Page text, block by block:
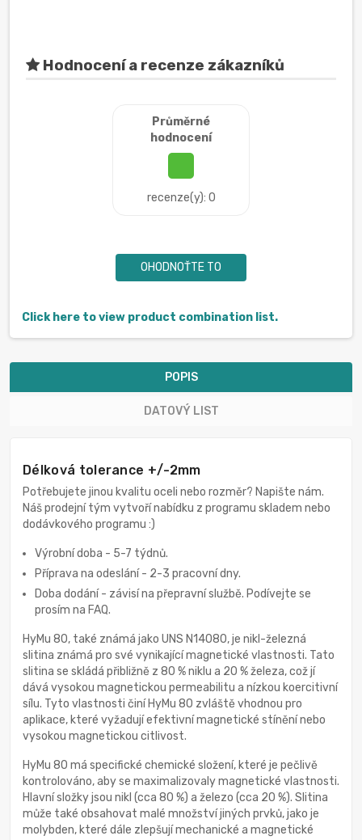
Hodnocení a recenze zákazníků
Průměrné
hodnocení
recenze(y): 0
OHODNOŤTE TO
Click here to view product combination list.
POPIS
DATOVÝ LIST
Délková tolerance +/-2mm
Potřebujete jinou kvalitu oceli nebo rozměr? Napište nám.
Náš prodejní tým vytvoří nabídku z programu skladem nebo
dodávkového programu :)
Výrobní doba - 5-7 týdnů.
Příprava na odeslání - 2-3 pracovní dny.
Doba dodání - závisí na přepravní službě. Podívejte se
prosím na FAQ.
HyMu 80, také známá jako UNS N14080, je nikl-železná
slitina známá pro své vynikající magnetické vlastnosti. Tato
slitina se skládá přibližně z 80 % niklu a 20 % železa, což jí
dává vysokou magnetickou permeabilitu a nízkou koercitivní
sílu. Tyto vlastnosti činí HyMu 80 zvláště vhodnou pro
aplikace, které vyžadují efektivní magnetické stínění nebo
vysokou magnetickou citlivost.
HyMu 80 má specifické chemické složení, které je pečlivě
kontrolováno, aby se maximalizovaly magnetické vlastnosti.
Hlavní složky jsou nikl (cca 80 %) a železo (cca 20 %). Slitina
může také obsahovat malé množství jiných prvků, jako je
molybden, které dále zlepšují mechanické a magnetické